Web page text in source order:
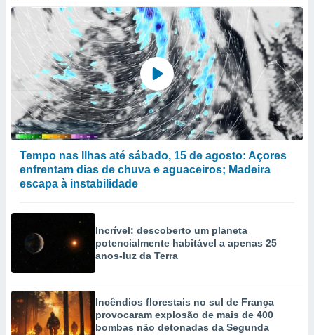
Tempo nas Ilhas até sábado, 15 de agosto: Açores
enfrentam dias de chuva e aguaceiros; Madeira
escapa à instabilidade
Incrível: descoberto um planeta
potencialmente habitável a apenas 25
anos-luz da Terra
Incêndios florestais no sul de França
provocaram explosão de mais de 400
bombas não detonadas da Segunda